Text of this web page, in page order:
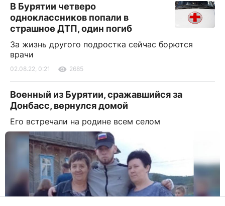
В Бурятии четверо
одноклассников попали в
страшное ДТП, один погиб
За жизнь другого подростка сейчас борются
врачи
02.08.22, 0:21 2685
Военный из Бурятии, сражавшийся за
Донбасс, вернулся домой
Его встречали на родине всем селом